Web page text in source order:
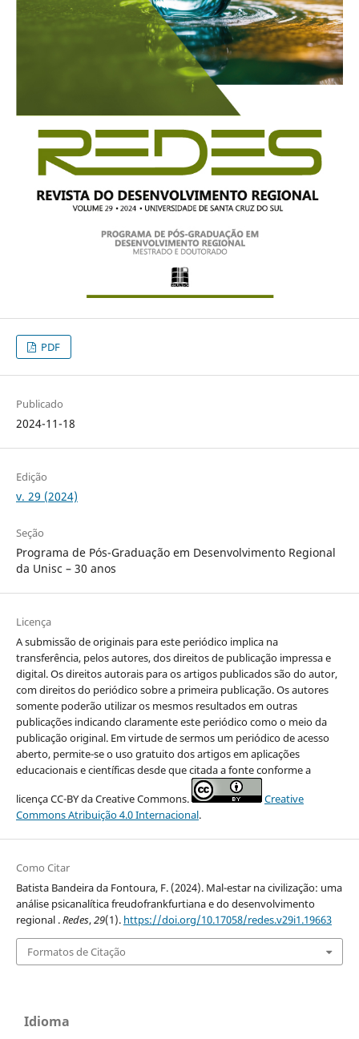
PDF
Publicado
2024-11-18
Edição
v. 29 (2024)
Seção
Programa de Pós-Graduação em Desenvolvimento Regional
da Unisc – 30 anos
Licença
A submissão de originais para este periódico implica na
transferência, pelos autores, dos direitos de publicação impressa e
digital. Os direitos autorais para os artigos publicados são do autor,
com direitos do periódico sobre a primeira publicação. Os autores
somente poderão utilizar os mesmos resultados em outras
publicações indicando claramente este periódico como o meio da
publicação original. Em virtude de sermos um periódico de acesso
aberto, permite-se o uso gratuito dos artigos em aplicações
educacionais e científicas desde que citada a fonte conforme a
licença CC-BY da Creative Commons.
Creative
Commons Atribuição 4.0 Internacional.
Como Citar
Batista Bandeira da Fontoura, F. (2024). Mal-estar na civilização: uma
análise psicanalítica freudofrankfurtiana e do desenvolvimento
regional .Redes,29(1). https://doi.org/10.17058/redes.v29i1.19663
Formatos de Citação
Idioma